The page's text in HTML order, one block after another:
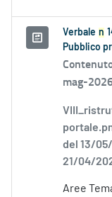
Verbale n
Pubblico
mag-
del 13/
21/04/
Aree